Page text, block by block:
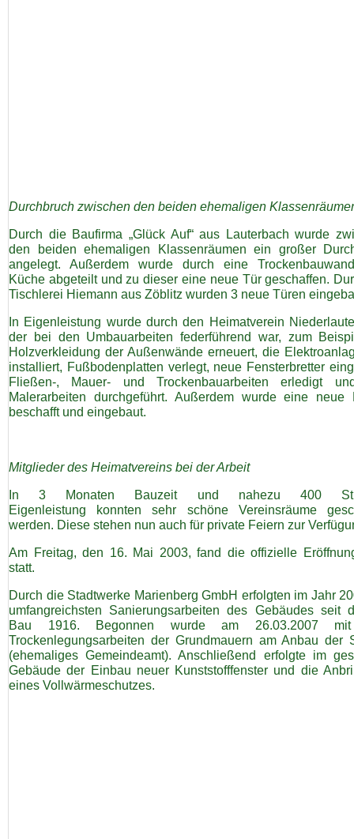
Durchbruch zwischen den beiden ehemaligen
Durch die Baufirma „Glück Auf“ aus Lauterbach wurde
den beiden ehemaligen Klassenräumen ein großer
angelegt. Außerdem wurde durch eine
Küche abgeteilt und zu dieser eine neue Tür geschaffen.
Tischlerei Hiemann aus Zöblitz wurden 3 neue Türen
In Eigenleistung wurde durch den Heimatverein
der bei den Umbauarbeiten federführend war, zum
Holzverkleidung der Außenwände erneuert, die
installiert, Fußbodenplatten verlegt, neue Fensterbretter
Fließen-, Mauer- und Trockenbauarbeiten erledigt
Malerarbeiten durchgeführt. Außerdem wurde eine neue
beschafft und eingebaut.
Mitglieder des Heimatvereins bei der Arbeit
In 3 Monaten Bauzeit und nahezu 400
Eigenleistung konnten sehr schöne Vereinsräume
werden. Diese stehen nun auch für private Feiern zur
Am Freitag, den 16. Mai 2003, fand die offizielle
statt.
Durch die Stadtwerke Marienberg GmbH erfolgten im Jahr
umfangreichsten Sanierungsarbeiten des Gebäudes seit
Bau 1916. Begonnen wurde am 26.03.2007
Trockenlegungsarbeiten der Grundmauern am Anbau der
(ehemaliges Gemeindeamt). Anschließend erfolgte im
Gebäude der Einbau neuer Kunststofffenster und die
eines Vollwärmeschutzes.